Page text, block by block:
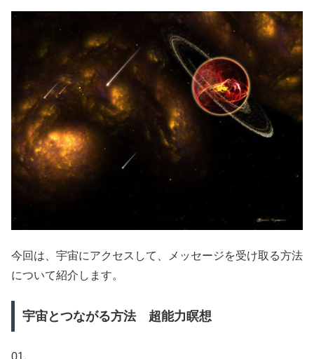
今回は、宇宙にアクセスして、メッセージを受け取る方法
について紹介します。
宇宙とつながる方法 超能力瞑想